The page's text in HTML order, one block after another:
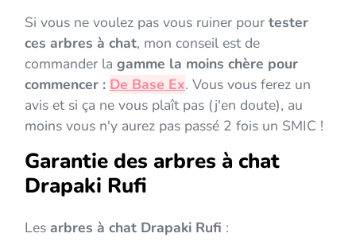
Si vous ne voulez pas vous ruiner pour tester
ces arbres à chat, mon conseil est de
commander la gamme la moins chère pour
commencer : De Base Ex. Vous vous ferez un
avis et si ça ne vous plaît pas (j'en doute), au
moins vous n'y aurez pas passé 2 fois un SMIC !
Garantie des arbres à chat
Drapaki Rufi
Les arbres à chat Drapaki Rufi :